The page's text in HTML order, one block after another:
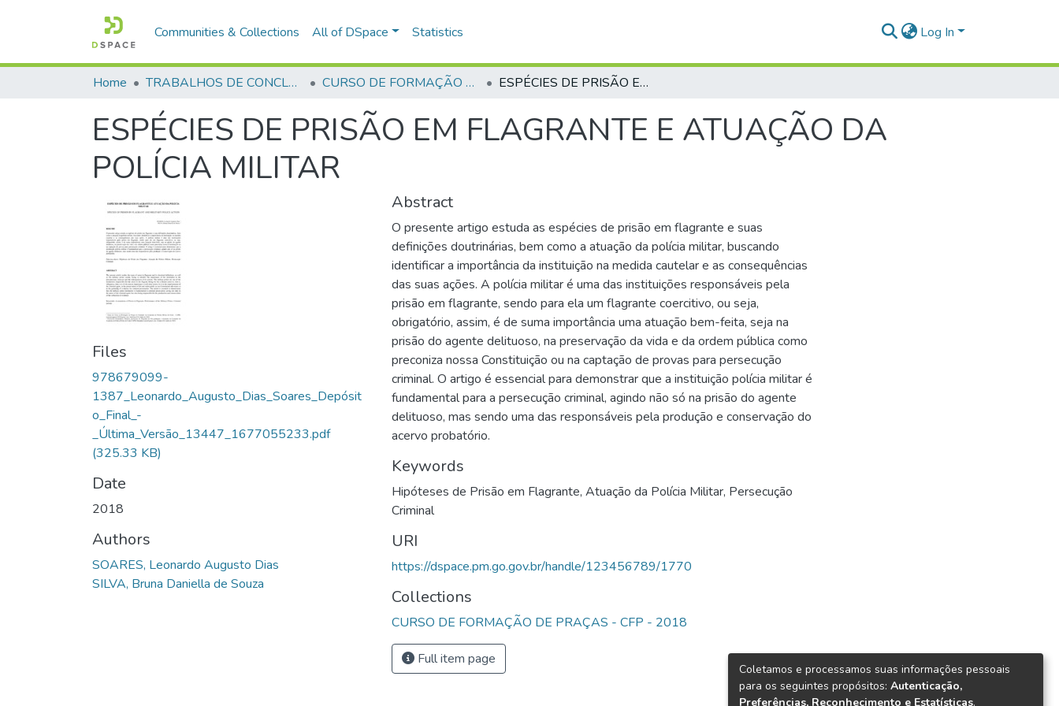
Communities & Collections All of DSpace Statistics Log In
Home TRABALHOS DE CONCLUSÃO DE CURSO - CFP (CURSO DE FORMAÇÃO DE PRAÇAS) CURSO DE FORMAÇÃO DE PRAÇAS - CFP - 2018 ESPÉCIES DE PRISÃO EM FLAGRANTE E ATUAÇÃO DA POLÍCIA MILITAR
ESPÉCIES DE PRISÃO EM FLAGRANTE E ATUAÇÃO DA
POLÍCIA MILITAR
Files
978679099-
1387_Leonardo_Augusto_Dias_Soares_Depósit
o_Final_-
_Última_Versão_13447_1677055233.pdf
(325.33 KB)
Date
2018
Authors
SOARES, Leonardo Augusto Dias
SILVA, Bruna Daniella de Souza
Abstract
O presente artigo estuda as espécies de prisão em flagrante e suas
definições doutrinárias, bem como a atuação da polícia militar, buscando
identificar a importância da instituição na medida cautelar e as consequências
das suas ações. A polícia militar é uma das instituições responsáveis pela
prisão em flagrante, sendo para ela um flagrante coercitivo, ou seja,
obrigatório, assim, é de suma importância uma atuação bem-feita, seja na
prisão do agente delituoso, na preservação da vida e da ordem pública como
preconiza nossa Constituição ou na captação de provas para persecução
criminal. O artigo é essencial para demonstrar que a instituição polícia militar é
fundamental para a persecução criminal, agindo não só na prisão do agente
delituoso, mas sendo uma das responsáveis pela produção e conservação do
acervo probatório.
Keywords
Hipóteses de Prisão em Flagrante, Atuação da Polícia Militar, Persecução
Criminal
URI
https://dspace.pm.go.gov.br/handle/123456789/1770
Collections
CURSO DE FORMAÇÃO DE PRAÇAS - CFP - 2018
Full item page
Coletamos e processamos suas informações pessoais
para os seguintes propósitos: Autenticação,
Preferências, Reconhecimento e Estatísticas.